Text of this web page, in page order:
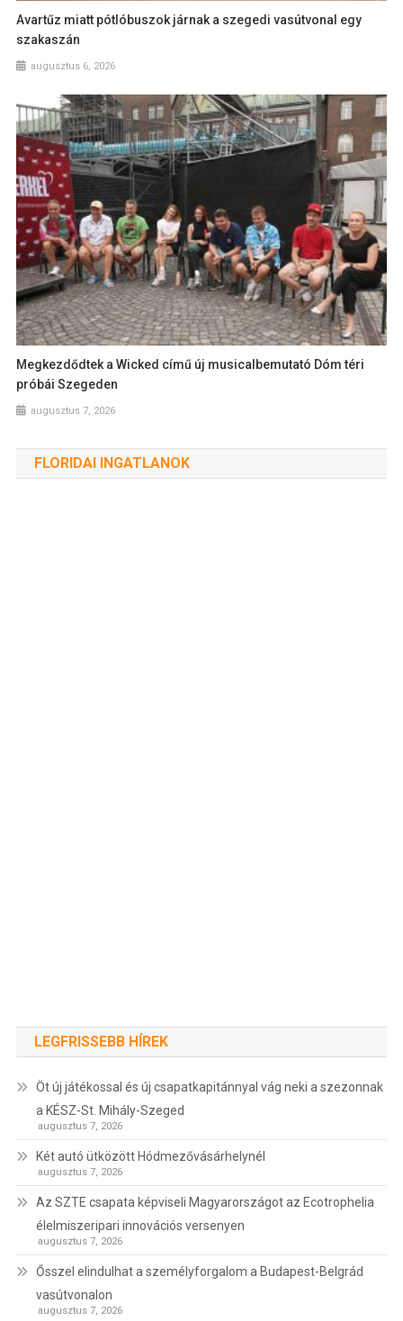
Avartűz miatt pótlóbuszok járnak a szegedi vasútvonal egy
szakaszán
augusztus 6, 2026
Megkezdődtek a Wicked című új musicalbemutató Dóm téri
próbái Szegeden
augusztus 7, 2026
FLORIDAI INGATLANOK
LEGFRISSEBB HÍREK
Öt új játékossal és új csapatkapitánnyal vág neki a szezonnak
a KÉSZ-St. Mihály-Szeged
augusztus 7, 2026
Két autó ütközött Hódmezővásárhelynél
augusztus 7, 2026
Az SZTE csapata képviseli Magyarországot az Ecotrophelia
élelmiszeripari innovációs versenyen
augusztus 7, 2026
Ősszel elindulhat a személyforgalom a Budapest-Belgrád
vasútvonalon
augusztus 7, 2026